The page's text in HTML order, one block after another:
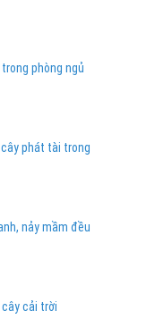
phòng ngủ
phát tài trong
nảy mầm đều
cải trời